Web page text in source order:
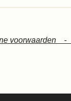
voorwaarden -